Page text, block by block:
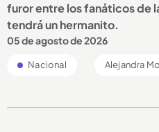
furor entre los fanáticos de
tendrá un hermanito.
05 de agosto de 2026
Nacional Alejandra